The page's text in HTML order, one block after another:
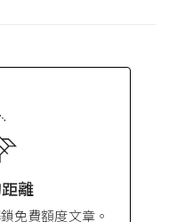
離
免費額度文章。